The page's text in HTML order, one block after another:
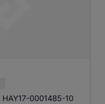
HAY17-0001485-10